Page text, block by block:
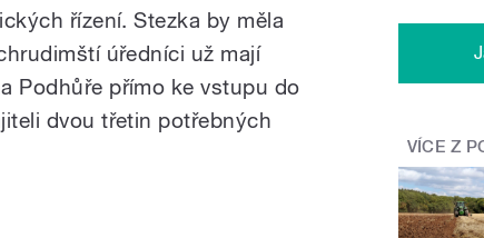
řízení. Stezka by měla
úředníci už mají
Podhůře přímo ke vstupu do
dvou třetin potřebných
VÍCE Z